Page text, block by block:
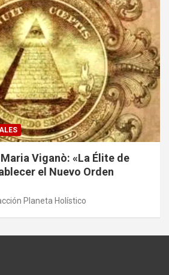
Viganò: «La Élite de
el Nuevo Orden
Planeta Holístico